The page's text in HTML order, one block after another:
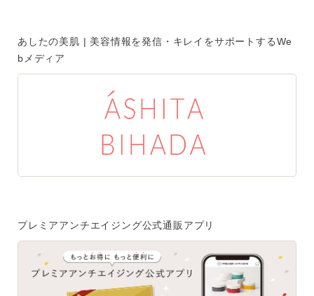
ご注文はフリーダイヤルでも承ります
あしたの美肌 | 美容情報を発信・キレイをサポートするWe
bメディア
プレミアアンチエイジング公式通販アプリ